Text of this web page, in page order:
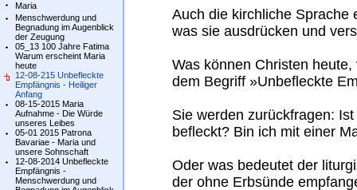
Maria
Menschwerdung und
Begnadung im Augenblick
der Zeugung
05_13 100 Jahre Fatima
Warum erscheint Maria
heute
12-08-215 Unbefleckte
Empfängnis - Heiliger
Anfang
08-15-2015 Maria
Aufnahme - Die Würde
unseres Leibes
05-01 2015 Patrona
Bavariae - Maria und
unsere Sohnschaft
12-08-2014 Unbefleckte
Empfängnis -
Menschwerdung und
Auch die kirchliche Sprache
was sie ausdrücken und
Was können Christen
dem Begriff »Unbefleckte
Sie werden zurückfragen:
befleckt? Bin ich mit einer
Oder was bedeutet der
der ohne Erbsünde